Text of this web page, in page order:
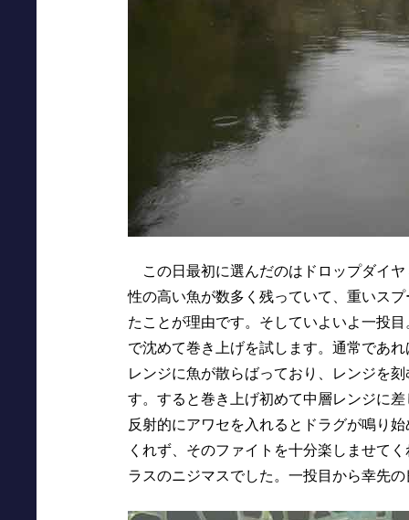
この日最初に選んだのはドロップダイ
性の高い魚が数多く残っていて、重いス
たことが理由です。そしていよいよ一投
で沈めて巻き上げを試します。通常であ
レンジに魚が散らばっており、レンジを
す。すると巻き上げ初めて中層レンジに
反射的にアワセを入れるとドラグが鳴り
くれず、そのファイトを十分楽しませて
ラスのニジマスでした。一投目から幸先